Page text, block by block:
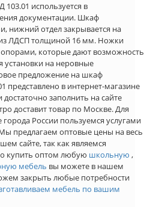
используется в
документации. Шкаф
нижний отдел закрывается на
ЛДСП толщиной 16 мм. Ножки
которые дают возможность
установки на неровные
предложение на шкаф
представлено в интернет-магазине
заполнить на сайте
доставит товар по Москве. Для
города России пользуемся услугами
предлагаем оптовые цены на весь
сайте, так как являемся
купить оптом любую школьную ,
мебель вы можете в нашем
закрыть любые потребности
мебель по вашим